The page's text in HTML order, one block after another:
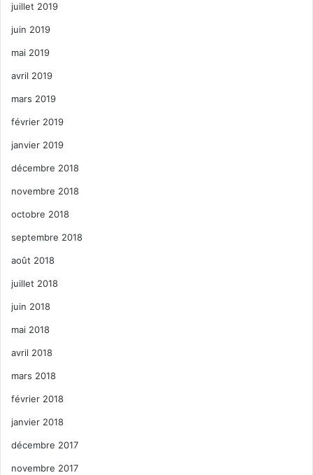
juillet 2019
juin 2019
mai 2019
avril 2019
mars 2019
février 2019
janvier 2019
décembre 2018
novembre 2018
octobre 2018
septembre 2018
août 2018
juillet 2018
juin 2018
mai 2018
avril 2018
mars 2018
février 2018
janvier 2018
décembre 2017
novembre 2017